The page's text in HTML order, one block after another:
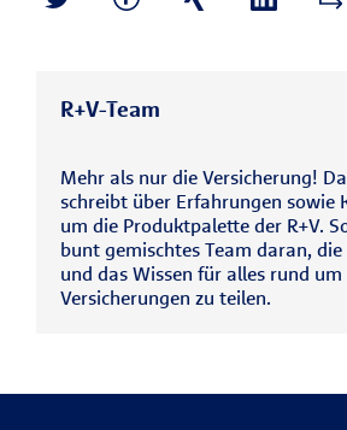
R+V-Team
Mehr als nur die Versicherung!
schreibt über Erfahrungen sowie
um die Produktpalette der R+V.
bunt gemischtes Team daran,
und das Wissen für alles rund um
Versicherungen zu teilen.